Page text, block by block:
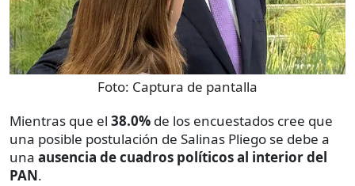
Foto: Captura de pantalla
Mientras que el 38.0% de los encuestados cree que
una posible postulación de Salinas Pliego se debe a
una ausencia de cuadros políticos al interior del
PAN.